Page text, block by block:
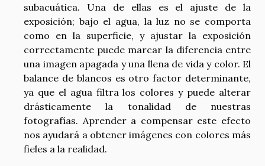
subacuática. Una de ellas es el ajuste de la
exposición; bajo el agua, la luz no se comporta
como en la superficie, y ajustar la exposición
correctamente puede marcar la diferencia entre
una imagen apagada y una llena de vida y color. El
balance de blancos es otro factor determinante,
ya que el agua filtra los colores y puede alterar
drásticamente la tonalidad de nuestras
fotografías. Aprender a compensar este efecto
nos ayudará a obtener imágenes con colores más
fieles a la realidad.